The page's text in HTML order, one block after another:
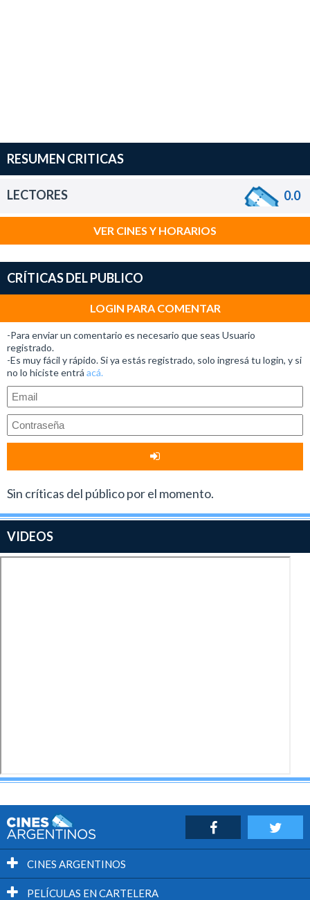
RESUMEN CRITICAS
LECTORES 0.0
VER CINES Y HORARIOS
CRÍTICAS DEL PUBLICO
LOGIN PARA COMENTAR
-Para enviar un comentario es necesario que seas Usuario
registrado.
-Es muy fácil y rápido. Si ya estás registrado, solo ingresá tu login, y si
no lo hiciste entrá acá.
Sin críticas del público por el momento.
VIDEOS
CINES ARGENTINOS
PELÍCULAS EN CARTELERA